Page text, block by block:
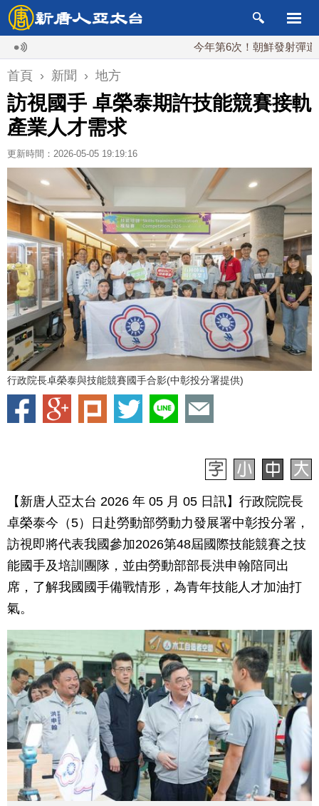
今年第6次！朝鮮發射彈道導彈 落
首頁 › 新聞 › 地方
訪視國手 卓榮泰期許技能競賽接軌
產業人才需求
更新時間：2026-05-05 19:19:16
行政院長卓榮泰與技能競賽國手合影(中彰投分署提供)
【新唐人亞太台 2026 年 05 月 05 日訊】行政院院長
卓榮泰今（5）日赴勞動部勞動力發展署中彰投分署，
訪視即將代表我國參加2026第48屆國際技能競賽之技
能國手及培訓團隊，並由勞動部部長洪申翰陪同出
席，了解我國國手備戰情形，為青年技能人才加油打
氣。